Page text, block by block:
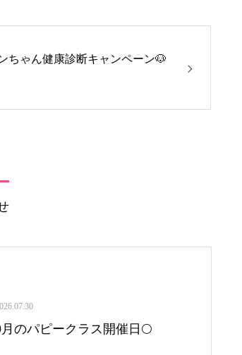
ちゃん健康診断キャンペーン🐶
のパピークラス開催日🌕